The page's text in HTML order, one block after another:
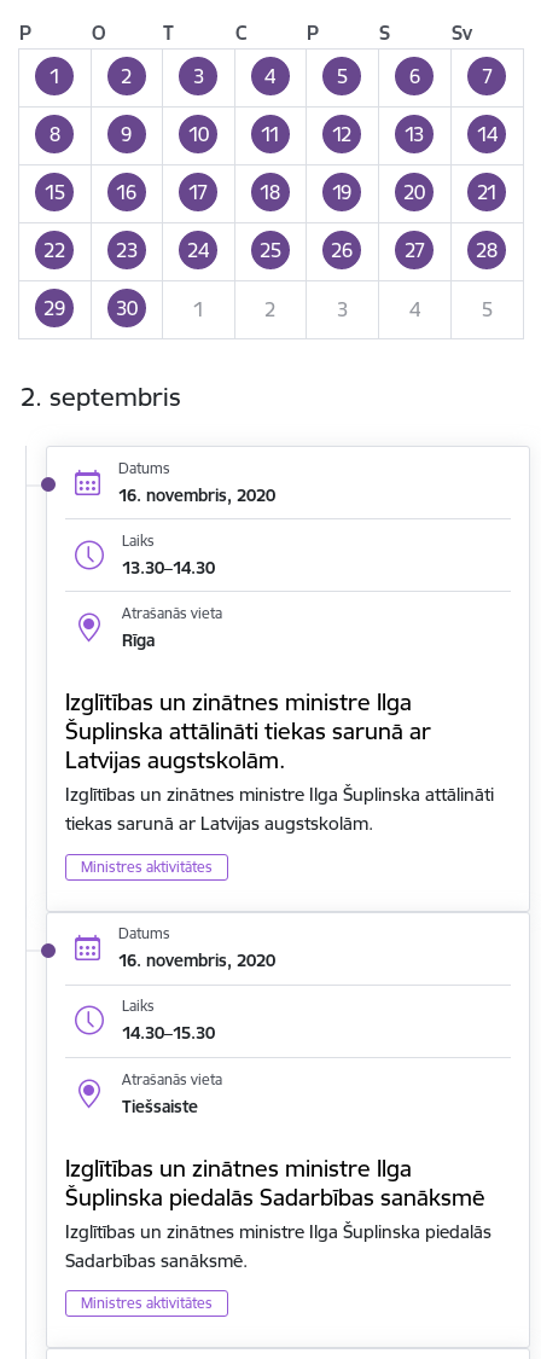
P O T C P S
Sv
1
2 3 4 5 6 7
8 9 10 11 12 13 14
15 16 17 18 19 20 21
22 23 24 25 26 27 28
29 30 1 2 3 4 5
2. septembris
Datums
16. novembris, 2020
Laiks
13.30–14.30
Atrašanās vieta
Rīga
Izglītības un zinātnes ministre Ilga
Šuplinska attālināti tiekas sarunā ar
Latvijas augstskolām.
Izglītības un zinātnes ministre Ilga Šuplinska attālināti
tiekas sarunā ar Latvijas augstskolām.
Ministres aktivitātes
Datums
16. novembris, 2020
Laiks
14.30–15.30
Atrašanās vieta
Tiešsaiste
Izglītības un zinātnes ministre Ilga
Šuplinska piedalās Sadarbības sanāksmē
Izglītības un zinātnes ministre Ilga Šuplinska piedalās
Sadarbības sanāksmē.
Ministres aktivitātes